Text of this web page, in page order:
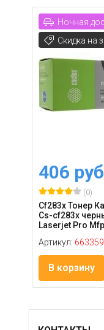
Ночная
Скидка на
406
(0)
Cf283x Тонер
Cs-cf283x
Laserjet Pro
Артикул:
В корзину